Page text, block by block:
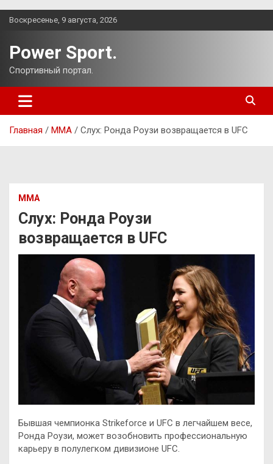
Перейти
Воскресенье, 9 августа, 2026
Power Sport.
Спортивный портал.
Главная ММА Слух: Ронда Роузи возвращается в UFC
ММА
Слух: Ронда Роузи
возвращается в UFC
Бывшая чемпионка Strikeforce и UFC в легчайшем весе,
Ронда Роузи, может возобновить профессиональную
карьеру в полулегком дивизионе UFC.